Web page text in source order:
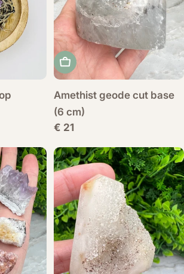
Voeg toe aan
Amethist geode cut base
(6 cm)
Normale
€ 21